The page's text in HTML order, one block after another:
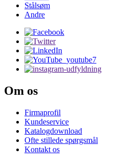
Stålsøm
Andre
Om os
Firmaprofil
Kundeservice
Katalogdownload
Ofte stillede spørgsmål
Kontakt os